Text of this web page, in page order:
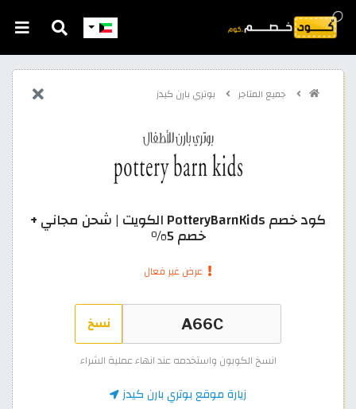
جميع المتاجر بوتري بارن كيدز
كود خصم PotteryBarnKids الكويت | شحن مجاني +
خصم 5%
عرض غير فعال
نسخ
انسخ الكوبون واستخدمه عند انهاء عملية الشراء
زيارة موقع بوتري بارن كيدز